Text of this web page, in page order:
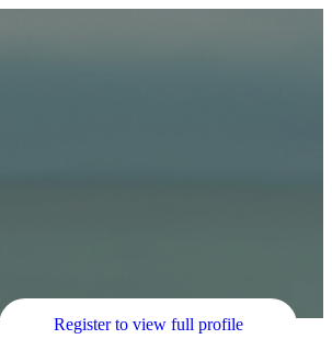
Register to view full profile